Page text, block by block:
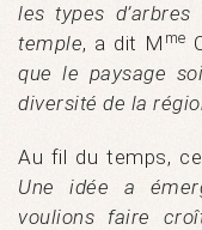
les types
temple, a dit M me
que le paysage
diversité de la
Au fil du temps,
Une idée a
voulions faire